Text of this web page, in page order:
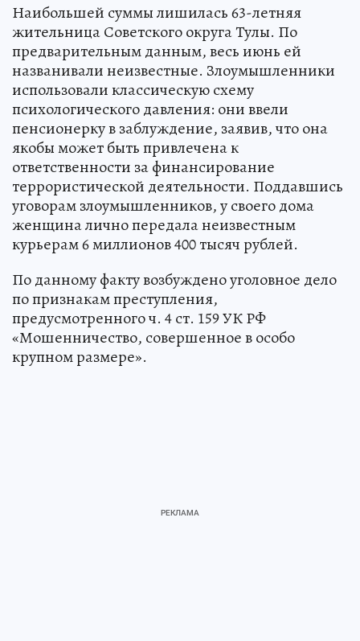
Наибольшей суммы лишилась 63-летняя
жительница Советского округа Тулы. По
предварительным данным, весь июнь ей
названивали неизвестные. Злоумышленники
использовали классическую схему
психологического давления: они ввели
пенсионерку в заблуждение, заявив, что она
якобы может быть привлечена к
ответственности за финансирование
террористической деятельности. Поддавшись
уговорам злоумышленников, у своего дома
женщина лично передала неизвестным
курьерам 6 миллионов 400 тысяч рублей.
По данному факту возбуждено уголовное дело
по признакам преступления,
предусмотренного ч. 4 ст. 159 УК РФ
«Мошенничество, совершенное в особо
крупном размере».